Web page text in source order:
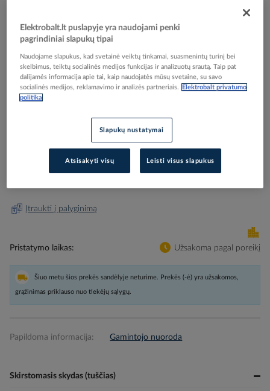
Skip
the
beginning
Reali prekė gali skirtis nuo pavaizduotos nuotraukoje
TG304S SKYDAS D=225mm PC II IP55 - ABB
(pavadinimas tikslinamas)
Gamintojo prekės kodas
2CPX010037R9999
Įtraukti į palyginimą
Pristatymo laikas Užsakoma pagal poreikį
Šiuo metu šios prekės sandėlyje neturime. Prekės (-ė) yra užsakomos,
grąžinimas priklauso nuo tiekėjų sąlygų.
Papildoma informacija: Gamintojo nuoroda
Skirstomasis skydas (tuščias)
Elektrobalt.lt puslapyje yra naudojami penki
pagrindiniai slapukų tipai
Naudojame slapukus, kad svetainė veiktų tinkamai, suasmenintų turinį bei
skelbimus, teiktų socialinės medijos funkcijas ir analizuotų srautą. Taip pat
dalijamės informacija apie tai, kaip naudojatės mūsų svetaine, su savo
socialinės medijos, reklamavimo ir analizės partneriais.
Elektrobalt privatumo
politika
Slapukų nustatymai
Atsisakyti visų Leisti visus slapukus